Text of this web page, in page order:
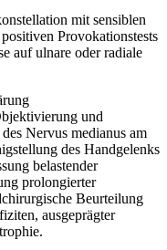
mit sensiblen
Provokationstests
auf ulnare oder radiale
und
Nervus medianus am
des Handgelenks
belastender
prolongierter
Beurteilung
ausgeprägter